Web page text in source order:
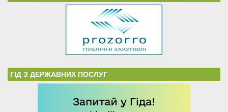
ГІД З ДЕРЖАВНИХ ПОСЛУГ